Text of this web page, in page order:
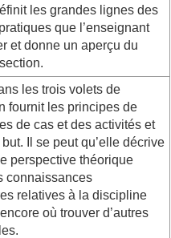
les grandes lignes des
que l’enseignant
et donne un aperçu du
les trois volets de
fournit les principes de
de cas et des activités et
Il se peut qu’elle décrive
perspective théorique
connaissances
relatives à la discipline
où trouver d’autres